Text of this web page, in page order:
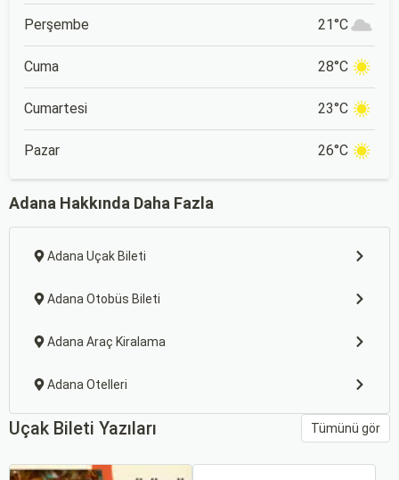
Perşembe 21°C
Cuma 28°C
Cumartesi 23°C
Pazar 26°C
Adana Hakkında Daha Fazla
Adana Uçak Bileti
Adana Otobüs Bileti
Adana Araç Kiralama
Adana Otelleri
Uçak Bileti Yazıları Tümünü gör